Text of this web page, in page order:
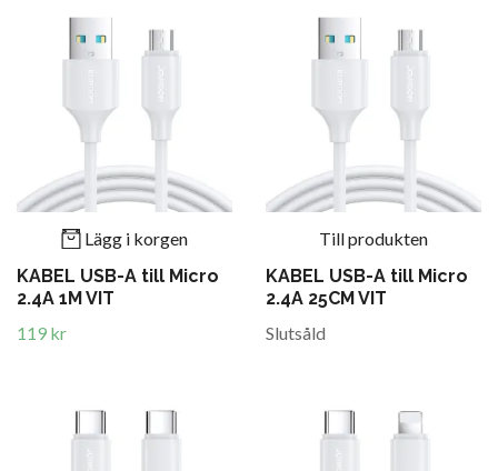
Lägg i korgen
KABEL USB-A till Micro
2.4A 1M VIT
119 kr
Till produkten
KABEL USB-A till Micro
2.4A 25CM VIT
Slutsåld